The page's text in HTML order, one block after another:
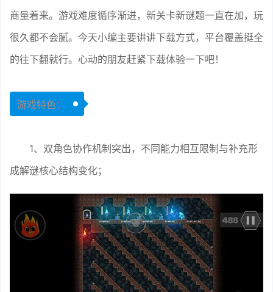
商量着来。游戏难度循序渐进，新关卡新谜题一直在加，玩
很久都不会腻。今天小编主要讲讲下载方式，平台覆盖挺全
的往下翻就行。心动的朋友赶紧下载体验一下吧！
游戏特色：
1、双角色协作机制突出，不同能力相互限制与补充形
成解谜核心结构变化；